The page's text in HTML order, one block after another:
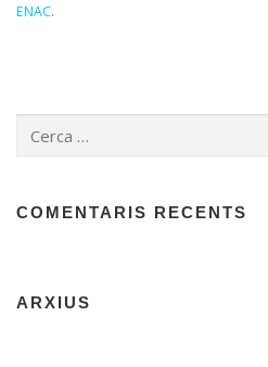
ENAC.
COMENTARIS RECENTS
ARXIUS